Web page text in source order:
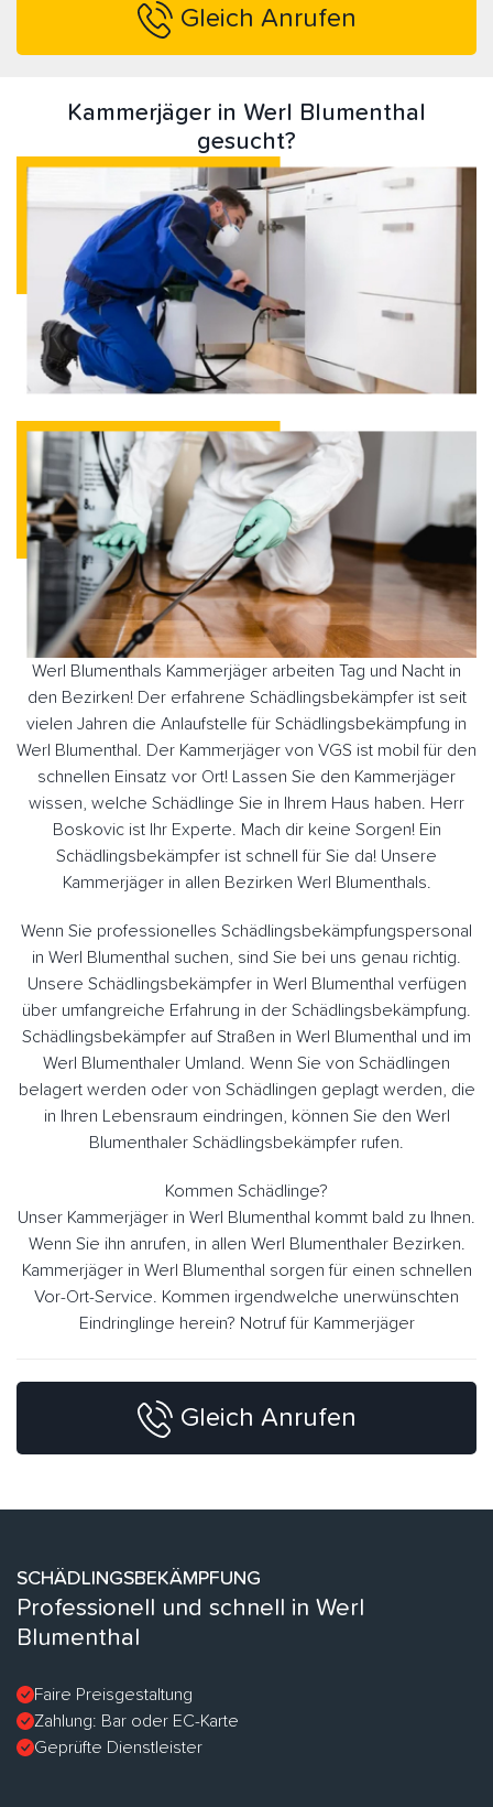
Gleich Anrufen
Kammerjäger in Werl Blumenthal
gesucht?
Werl Blumenthals Kammerjäger arbeiten Tag und Nacht in
den Bezirken! Der erfahrene Schädlingsbekämpfer ist seit
vielen Jahren die Anlaufstelle für Schädlingsbekämpfung in
Werl Blumenthal. Der Kammerjäger von VGS ist mobil für den
schnellen Einsatz vor Ort! Lassen Sie den Kammerjäger
wissen, welche Schädlinge Sie in Ihrem Haus haben. Herr
Boskovic ist Ihr Experte. Mach dir keine Sorgen! Ein
Schädlingsbekämpfer ist schnell für Sie da! Unsere
Kammerjäger in allen Bezirken Werl Blumenthals.
Wenn Sie professionelles Schädlingsbekämpfungspersonal
in Werl Blumenthal suchen, sind Sie bei uns genau richtig.
Unsere Schädlingsbekämpfer in Werl Blumenthal verfügen
über umfangreiche Erfahrung in der Schädlingsbekämpfung.
Schädlingsbekämpfer auf Straßen in Werl Blumenthal und im
Werl Blumenthaler Umland. Wenn Sie von Schädlingen
belagert werden oder von Schädlingen geplagt werden, die
in Ihren Lebensraum eindringen, können Sie den Werl
Blumenthaler Schädlingsbekämpfer rufen.
Kommen Schädlinge?
Unser Kammerjäger in Werl Blumenthal kommt bald zu Ihnen.
Wenn Sie ihn anrufen, in allen Werl Blumenthaler Bezirken.
Kammerjäger in Werl Blumenthal sorgen für einen schnellen
Vor-Ort-Service. Kommen irgendwelche unerwünschten
Eindringlinge herein? Notruf für Kammerjäger
Gleich Anrufen
SCHÄDLINGSBEKÄMPFUNG
Professionell und schnell in Werl
Blumenthal
Faire Preisgestaltung
Zahlung: Bar oder EC-Karte
Geprüfte Dienstleister